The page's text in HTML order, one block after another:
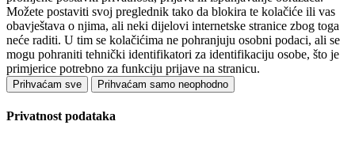
Možete postaviti svoj preglednik tako da blokira te kolačiće ili vas
obavještava o njima, ali neki dijelovi internetske stranice zbog toga
neće raditi. U tim se kolačićima ne pohranjuju osobni podaci, ali se
mogu pohraniti tehnički identifikatori za identifikaciju osobe, što je
primjerice potrebno za funkciju prijave na stranicu.
Prihvaćam sve Prihvaćam samo neophodno
Privatnost podataka